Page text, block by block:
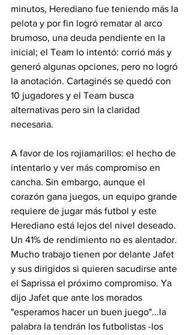
minutos, Herediano fue teniendo más la
pelota y por fin logró rematar al arco
brumoso, una deuda pendiente en la
inicial; el Team lo intentó: corrió más y
generó algunas opciones, pero no logró
la anotación. Cartaginés se quedó con
10 jugadores y el Team busca
alternativas pero sin la claridad
necesaria.
A favor de los rojiamarillos: el hecho de
intentarlo y ver más compromiso en
cancha. Sin embargo, aunque el
corazón gana juegos, un equipo grande
requiere de jugar más futbol y este
Herediano está lejos del nivel deseado.
Un 41% de rendimiento no es alentador.
Mucho trabajo tienen por delante Jafet
y sus dirigidos si quieren sacudirse ante
el Saprissa el próximo compromiso. Ya
dijo Jafet que ante los morados
"esperamos hacer un buen juego"...la
palabra la tendrán los futbolistas -los